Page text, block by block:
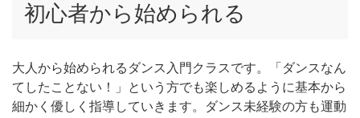
初心者から始められる
大人から始められるダンス入門クラスです。「ダンスなん
てしたことない！」という方でも楽しめるように基本から
細かく優しく指導していきます。ダンス未経験の方も運動